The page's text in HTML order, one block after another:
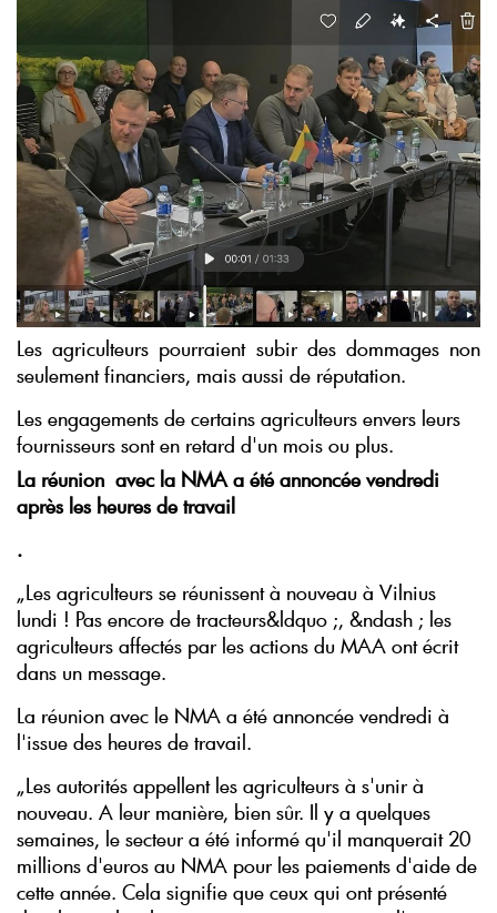
Les agriculteurs pourraient subir des dommages non
seulement financiers, mais aussi de réputation.
Les engagements de certains agriculteurs envers leurs
fournisseurs sont en retard d'un mois ou plus.
La réunion avec la NMA a été annoncée vendredi
après les heures de travail
.
„Les agriculteurs se réunissent à nouveau à Vilnius
lundi ! Pas encore de tracteurs&ldquo ;, &ndash ; les
agriculteurs affectés par les actions du MAA ont écrit
dans un message.
La réunion avec le NMA a été annoncée vendredi à
l'issue des heures de travail.
„Les autorités appellent les agriculteurs à s'unir à
nouveau. A leur manière, bien sûr. Il y a quelques
semaines, le secteur a été informé qu'il manquerait 20
millions d'euros au NMA pour les paiements d'aide de
cette année. Cela signifie que ceux qui ont présenté